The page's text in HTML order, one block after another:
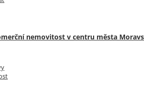
nemovitost v centru města